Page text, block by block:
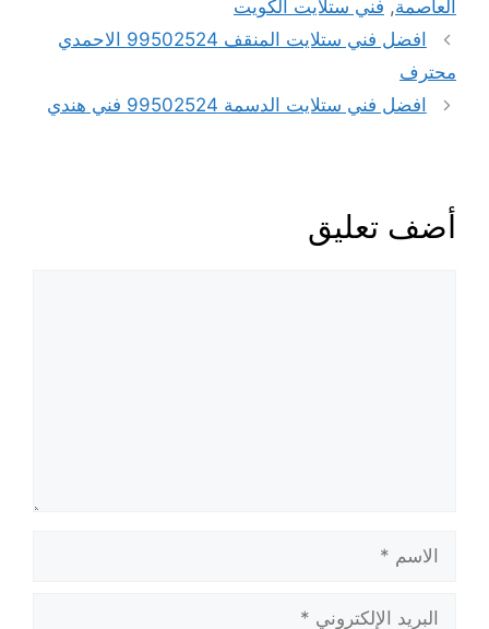
العاصمة, فني ستلايت الكويت
افضل فني ستلايت المنقف 99502524 الاحمدي
محترف
افضل فني ستلايت الدسمة 99502524 فني هندي
أضف تعليق